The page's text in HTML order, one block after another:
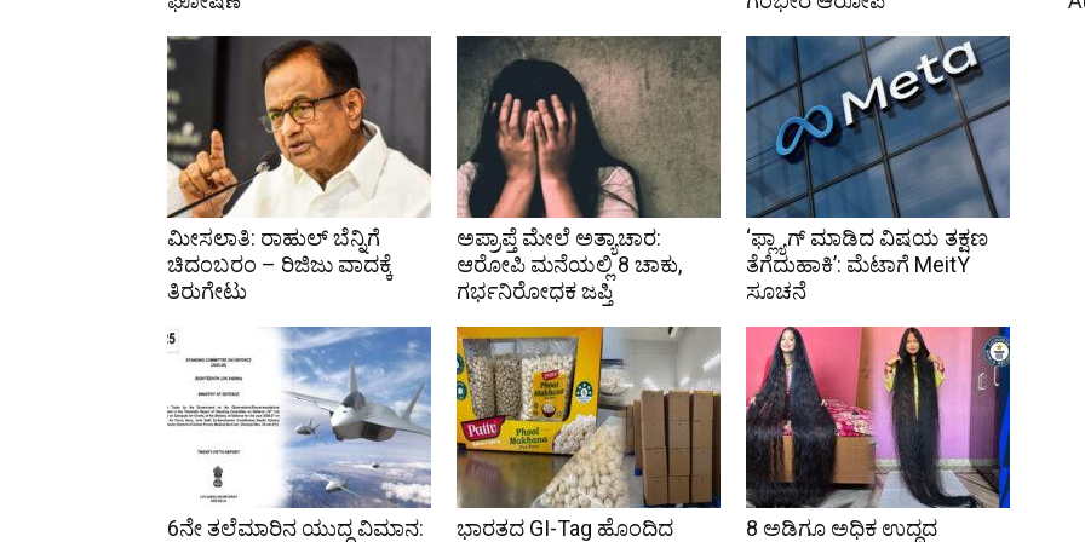
ಮೀಸಲಾತಿ: ರಾಹುಲ್ ಬೆನ್ನಿಗೆ
ಚಿದಂಬರಂ – ರಿಜಿಜು ವಾದಕ್ಕೆ
ತಿರುಗೇಟು
ಅಪ್ರಾಪ್ತೆ ಮೇಲೆ ಅತ್ಯಾಚಾರ:
ಆರೋಪಿ ಮನೆಯಲ್ಲಿ 8 ಚಾಕು,
ಗರ್ಭನಿರೋಧಕ ಜಪ್ತಿ
‘ಫ್ಲ್ಯಾಗ್ ಮಾಡಿದ ವಿಷಯ ತಕ್ಷಣ
ತೆಗೆದುಹಾಕಿ’: ಮೆಟಾಗೆ MeitY
ಸೂಚನೆ
6ನೇ ತಲೆಮಾರಿನ ಯುದ್ಧ ವಿಮಾನ:
ಭಾರತದ GI-Tag ಹೊಂದಿದ
8 ಅಡಿಗೂ ಅಧಿಕ ಉದ್ದದ